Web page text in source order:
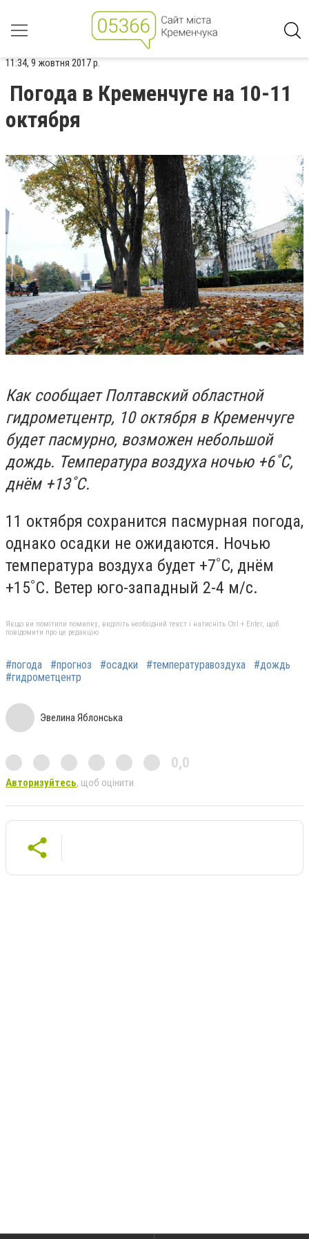
11:34, 9 жовтня 2017 р.
Погода в Кременчуге на 10-11
октября
Как сообщает Полтавский областной
гидрометцентр, 10 октября в Кременчуге
будет пасмурно, возможен небольшой
дождь. Температура воздуха ночью +6˚С,
днём +13˚С.
11 октября сохранится пасмурная погода,
однако осадки не ожидаются. Ночью
температура воздуха будет +7˚С, днём
+15˚С. Ветер юго-западный 2-4 м/с.
Якщо ви помітили помилку, виділіть необхідний текст і натисніть Ctrl + Enter, щоб
повідомити про це редакцію
#погода #прогноз #осадки #температуравоздуха
#дождь
#гидрометцентр
Эвелина Яблонська
0,0
Авторизуйтесь, щоб оцінити